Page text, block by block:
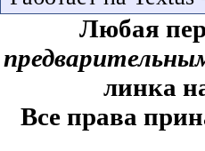
Любая
линка
Все права